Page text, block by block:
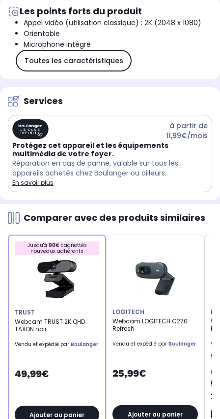
Les points forts du produit
Appel vidéo (utilisation classique) : 2K (2048 x 1080)
Orientable
Microphone intégré
Toutes les caractéristiques
Services
à partir de
11,99€/mois
Protégez cet appareil et les équipements
multimédia de votre foyer.
Réparation en cas de panne, valable sur tous les
appareils achetés chez Boulanger ou ailleurs.
En savoir plus
Comparer avec des produits similaires
Jusqu'à 90€cagnottés
nouveaux adhérents
TRUST
Webcam TRUST 2K QHD
TAXON noir
Vendu et expédié par Boulanger
49,99€
Ajouter au panier
LOGITECH
Webcam LOGITECH C270
Refresh
Vendu et expédié par Boulanger
25,99€
Ajouter au panier